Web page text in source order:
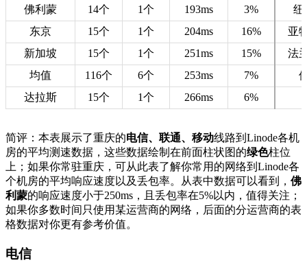
佛利蒙
14个 1个 193ms 3%
纽
东京
15个 1个 204ms 16%
亚
新加坡
15个 1个 251ms 15%
法
均值
116个 6个 253ms 7%
达拉斯
15个 1个 266ms 6%
简评：本表展示了重庆的电信、联通、移动线路到Linode各机
房的平均测速数据，这些数据绘制在前面柱状图的绿色柱位
上；如果你常驻重庆，可从此表了解你常用的网络到Linode各
个机房的平均响应速度以及丢包率。从表中数据可以看到， 佛
利蒙的响应速度小于250ms，且丢包率在5%以内，值得关注；
如果你多数时间只使用某运营商的网络，后面的分运营商的表
格数据对你更有参考价值。
电信